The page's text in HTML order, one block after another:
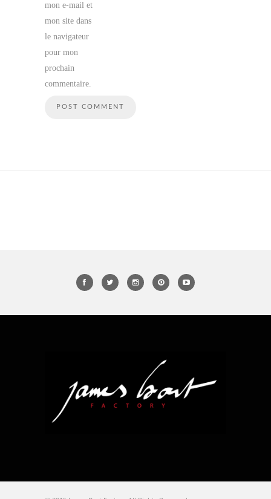
mon e-mail et
mon site dans
le navigateur
pour mon
prochain
commentaire.